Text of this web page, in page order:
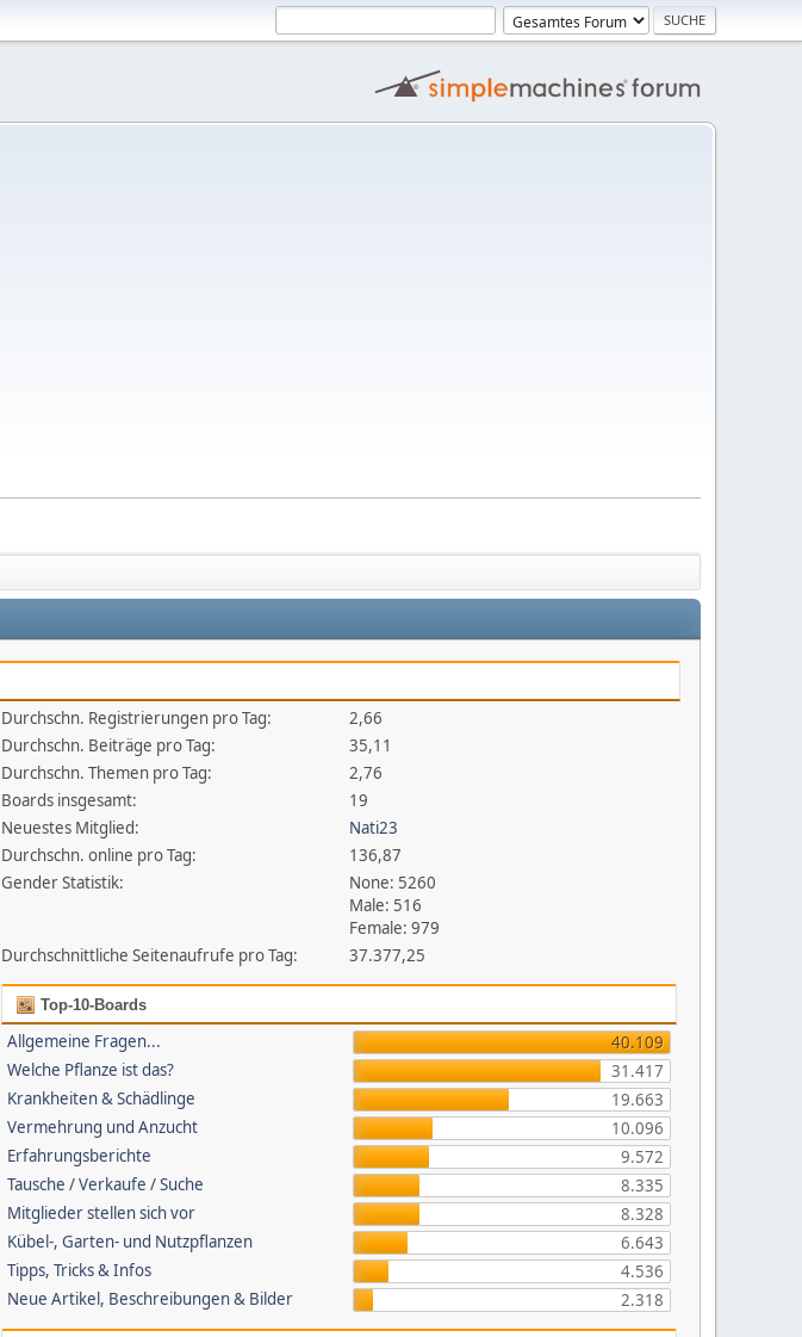
Durchschn. Registrierungen pro Tag:
2,66
Durchschn. Beiträge pro Tag:
35,11
Durchschn. Themen pro Tag:
2,76
Boards insgesamt:
19
Neuestes Mitglied:
Nati23
Durchschn. online pro Tag:
136,87
Gender Statistik:
None: 5260
Male: 516
Female: 979
Durchschnittliche Seitenaufrufe pro Tag:
37.377,25
Top-10-Boards
Allgemeine Fragen...
40.109
Welche Pflanze ist das?
31.417
Krankheiten & Schädlinge
19.663
Vermehrung und Anzucht
10.096
Erfahrungsberichte
9.572
Tausche / Verkaufe / Suche
8.335
Mitglieder stellen sich vor
8.328
Kübel-, Garten- und Nutzpflanzen
6.643
Tipps, Tricks & Infos
4.536
Neue Artikel, Beschreibungen & Bilder
2.318